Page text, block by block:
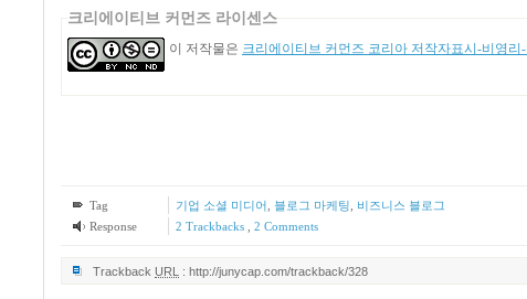
크리에이티브 커먼즈 라이센스
이 저작물은 크리에이티브 커먼즈 코리아 저작자표시-비영리
Tag 기업 소셜 미디어 블로그 마케팅
비즈니스 블로그
Response
2 Trackbacks 2 Comments
Trackback URL : http://junycap.com/trackback/328